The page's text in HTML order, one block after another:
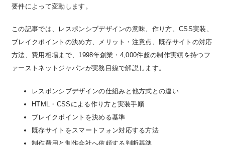
要件によって変動します。
この記事では、レスポンシブデザインの意味、作り方、CSS実装、
ブレイクポイントの決め方、メリット・注意点、既存サイトの対応
方法、費用相場まで、1998年創業・4,000件超の制作実績を持つフ
ァーストネットジャパンが実務目線で解説します。
レスポンシブデザインの仕組みと他方式との違い
HTML・CSSによる作り方と実装手順
ブレイクポイントを決める基準
既存サイトをスマートフォン対応する方法
制作費用と制作会社へ依頼する判断基準